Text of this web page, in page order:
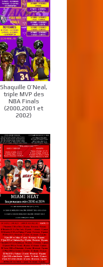
Shaquille O’Neal,
triple MVP des
NBA Finals
(2000,2001 et
2002)